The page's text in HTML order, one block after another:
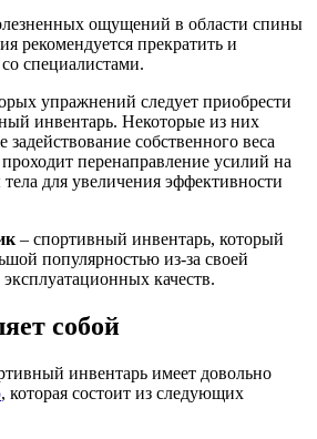
ощущений в области спины
рекомендуется прекратить и
специалистами.
упражнений следует приобрести
инвентарь. Некоторые из них
задействование собственного веса
перенаправление усилий на
для увеличения эффективности
– спортивный инвентарь, который
популярностью из-за своей
качеств.
собой
инвентарь имеет довольно
, которая состоит из следующих